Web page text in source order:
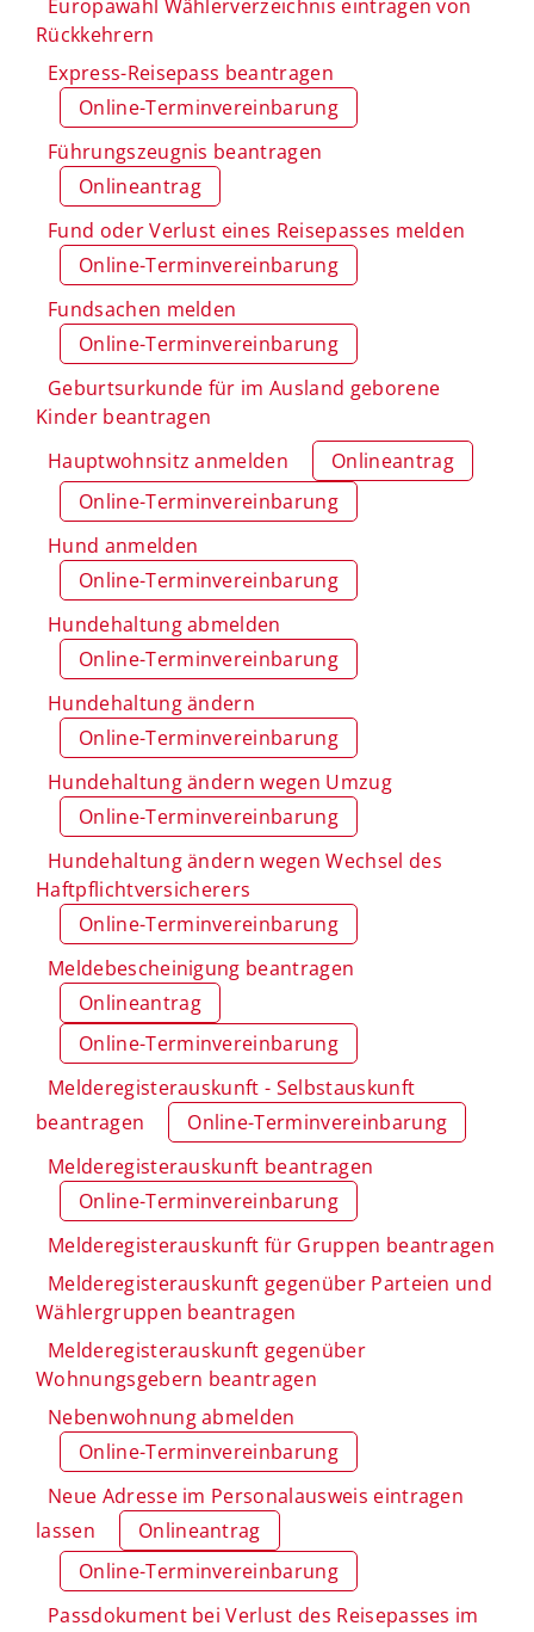
Europawahl Wählerverzeichnis eintragen von
Rückkehrern
Express-Reisepass beantragen
Online-Terminvereinbarung
Führungszeugnis beantragen
Onlineantrag
Fund oder Verlust eines Reisepasses melden
Online-Terminvereinbarung
Fundsachen melden
Online-Terminvereinbarung
Geburtsurkunde für im Ausland geborene
Kinder beantragen
Hauptwohnsitz anmelden
Onlineantrag
Online-Terminvereinbarung
Hund anmelden
Online-Terminvereinbarung
Hundehaltung abmelden
Online-Terminvereinbarung
Hundehaltung ändern
Online-Terminvereinbarung
Hundehaltung ändern wegen Umzug
Online-Terminvereinbarung
Hundehaltung ändern wegen Wechsel des
Haftpflichtversicherers
Online-Terminvereinbarung
Meldebescheinigung beantragen
Onlineantrag
Online-Terminvereinbarung
Melderegisterauskunft - Selbstauskunft
beantragen
Online-Terminvereinbarung
Melderegisterauskunft beantragen
Online-Terminvereinbarung
Melderegisterauskunft für Gruppen beantragen
Melderegisterauskunft gegenüber Parteien und
Wählergruppen beantragen
Melderegisterauskunft gegenüber
Wohnungsgebern beantragen
Nebenwohnung abmelden
Online-Terminvereinbarung
Neue Adresse im Personalausweis eintragen
lassen
Onlineantrag
Online-Terminvereinbarung
Passdokument bei Verlust des Reisepasses im